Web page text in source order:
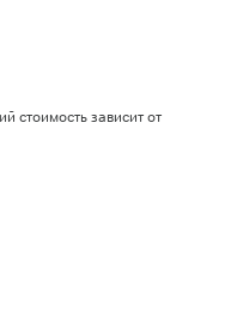
стоимость зависит от